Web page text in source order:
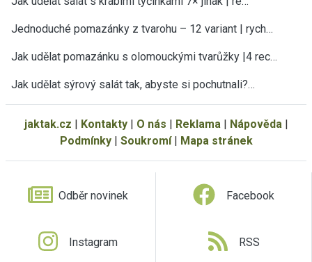
Jednoduché pomazánky z tvarohu – 12 variant | rych…
Jak udělat pomazánku s olomouckými tvarůžky |4 rec…
Jak udělat sýrový salát tak, abyste si pochutnali?…
jaktak.cz Kontakty| O nás Reklama| Nápověda|
Podmínky| Soukromí| Mapa stránek
Odběr novinek Facebook
Instagram RSS